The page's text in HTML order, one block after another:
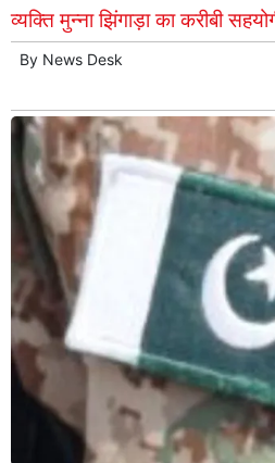
व्यक्ति मुन्ना झिंगाड़ा का करीबी
By News Desk